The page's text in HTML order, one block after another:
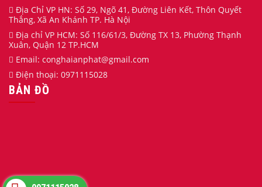
Địa Chỉ VP HN: Số 29, Ngõ 41, Đường Liên Kết, Thôn Quyết
Thắng, Xã An Khánh TP. Hà Nội
Địa chỉ VP HCM: Số 116/61/3, Đường TX 13, Phường Thạnh
Xuân, Quận 12 TP.HCM
Email: conghaianphat@gmail.com
Điện thoại: 0971115028
BẢN ĐỒ